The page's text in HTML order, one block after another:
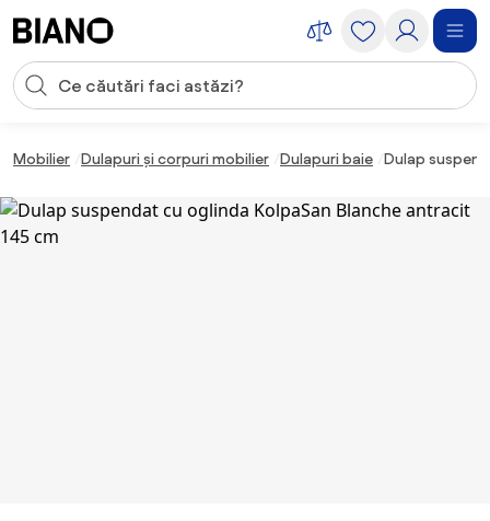
Introducerea căutării
Mobilier Dulapuri și corpuri mobilier Dulapuri baie Dulap